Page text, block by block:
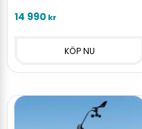
Weatherlink konsol med WiFi
14 990 kr